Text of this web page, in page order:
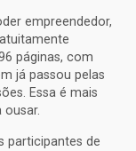
empreendedor,
páginas, com
já passou pelas
Essa é mais
participantes de